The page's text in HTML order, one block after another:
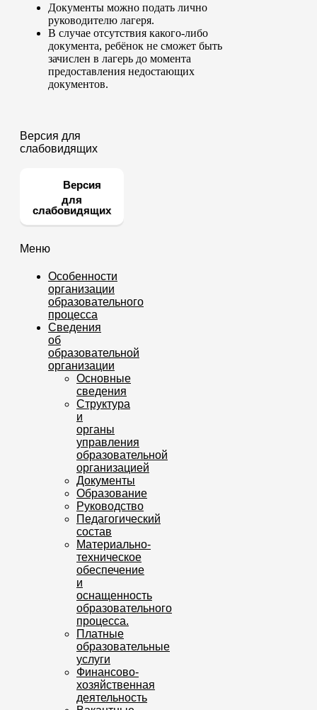
Документы можно подать лично
руководителю лагеря.
В случае отсутствия какого-либо
документа, ребёнок не сможет быть
зачислен в лагерь до момента
предоставления недостающих
документов.
Версия для
слабовидящих
Версия
для
слабовидящих
Меню
Особенности
организации
образовательного
процесса
Сведения
об
образовательной
организации
Основные
сведения
Структура
и
органы
управления
образовательной
организацией
Документы
Образование
Руководство
Педагогический
состав
Материально-
техническое
обеспечение
и
оснащенность
образовательного
процесса.
Платные
образовательные
услуги
Финансово-
хозяйственная
деятельность